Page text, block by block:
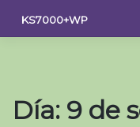
contenido
KS7000+WP
Día: 9 de